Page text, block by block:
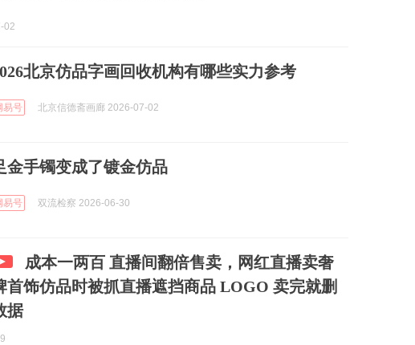
02
北京仿品字画回收机构有哪些实力参考
易号 北京信德斋画廊 2026-07-02
金手镯变成了镀金仿品
易号 双流检察 2026-06-30
成本一两百 直播间翻倍售卖，网红直播卖奢
首饰仿品时被抓直播遮挡商品 LOGO 卖完就删
据